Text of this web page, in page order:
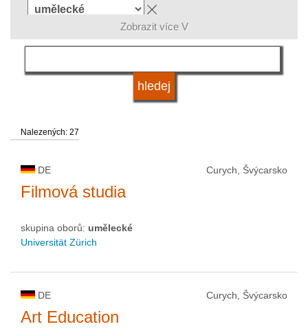
jazyk
status vysoké školy
Zobrazit více V
Nalezených: 27
DE Curych, Švýcarsko
Filmová studia
skupina oborů: umělecké
Universität Zürich
DE Curych, Švýcarsko
Art Education